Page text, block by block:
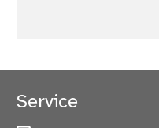
Service